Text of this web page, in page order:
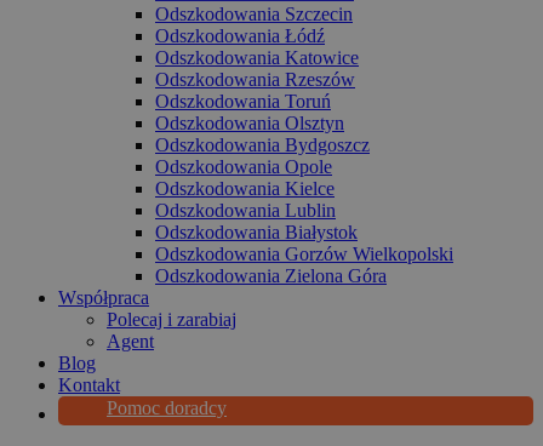
Odszkodowania Szczecin
Odszkodowania Łódź
Odszkodowania Katowice
Odszkodowania Rzeszów
Odszkodowania Toruń
Odszkodowania Olsztyn
Odszkodowania Bydgoszcz
Odszkodowania Opole
Odszkodowania Kielce
Odszkodowania Lublin
Odszkodowania Białystok
Odszkodowania Gorzów Wielkopolski
Odszkodowania Zielona Góra
Współpraca
Polecaj i zarabiaj
Agent
Blog
Kontakt
Pomoc doradcy